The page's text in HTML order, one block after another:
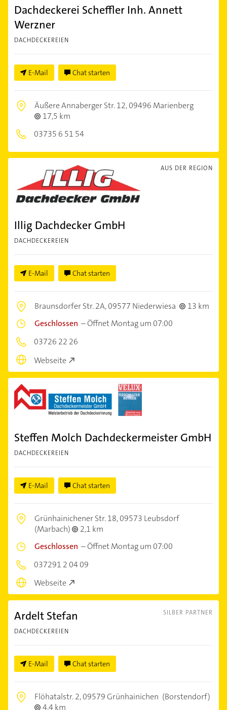
Dachdeckerei Scheffler Inh. Annett
Werzner
DACHDECKEREIEN
E-Mail Chat starten
Äußere Annaberger Str. 12,09496 Marienberg
17,5 km
03735 6 51 54
AUS DER REGION
Illig Dachdecker GmbH
DACHDECKEREIEN
E-Mail Chat starten
Braunsdorfer Str. 2A,09577 Niederwiesa
13 km
Geschlossen –Öffnet Montag um 07:00
03726 22 26
Webseite
Steffen Molch Dachdeckermeister GmbH
DACHDECKEREIEN
E-Mail Chat starten
Grünhainichener Str. 18,09573 Leubsdorf
(Marbach)
2,1 km
Geschlossen –Öffnet Montag um 07:00
037291 2 04 09
Webseite
SILBER PARTNER
Ardelt Stefan
DACHDECKEREIEN
E-Mail Chat starten
Flöhatalstr. 2,09579 Grünhainichen (Borstendorf)
4,4 km